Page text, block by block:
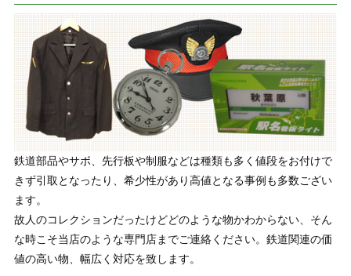
鉄道部品やサボ、先行板や制服などは種類も多く値段をお付けで
きず引取となったり、希少性があり高値となる事例も多数ござい
ます。
故人のコレクションだったけどどのような物かわからない、そん
な時こそ当店のような専門店までご連絡ください。鉄道関連の価
値の高い物、幅広く対応を致します。